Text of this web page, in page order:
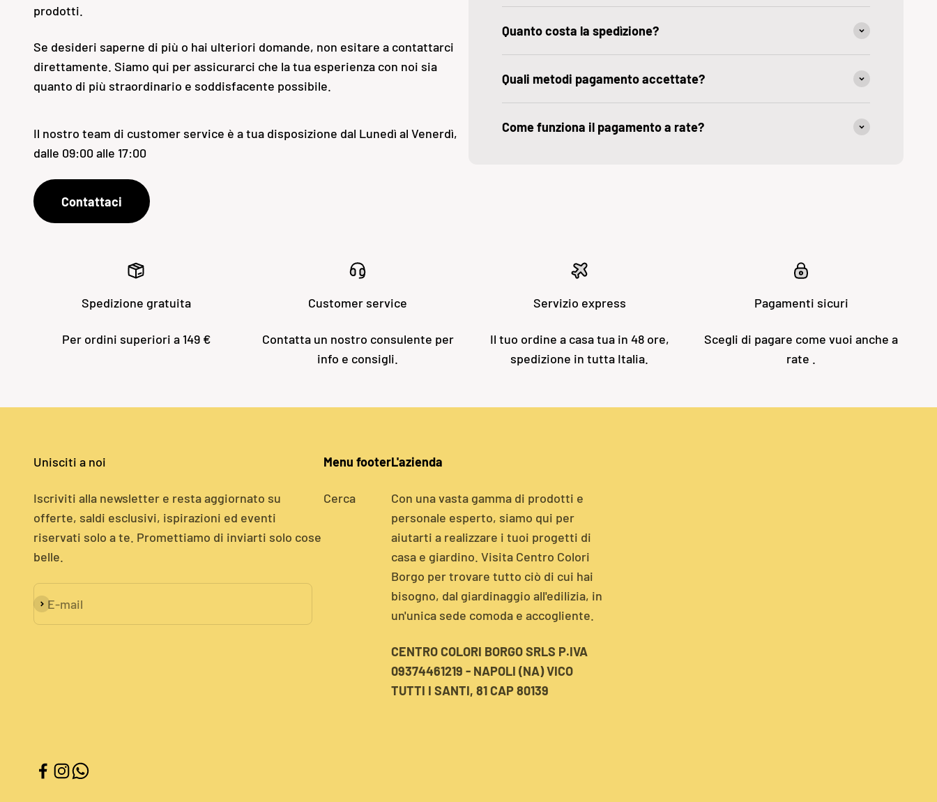
prodotti.
Se desideri saperne di più o hai ulteriori domande, non esitare a contattarci
direttamente. Siamo qui per assicurarci che la tua esperienza con noi sia
quanto di più straordinario e soddisfacente possibile.
Il nostro team di customer service è a tua disposizione dal Lunedì al Venerdì,
dalle 09:00 alle 17:00
Contattaci
Quanto costa la spedìzione?
Quali metodi pagamento accettate?
Come funziona il pagamento a rate?
Spedizione gratuita
Per ordini superiori a 149 €
Customer service
Contatta un nostro consulente per
info e consigli.
Servizio express
Il tuo ordine a casa tua in 48 ore,
spedizione in tutta Italia.
Pagamenti sicuri
Scegli di pagare come vuoi anche a
rate .
Unisciti a noi
Iscriviti alla newsletter e resta aggiornato su
offerte, saldi esclusivi, ispirazioni ed eventi
riservati solo a te. Promettiamo di inviarti solo cose
belle.
E-mail
Iscriviti alla newsletter
Menu footer
Cerca
L'azienda
Con una vasta gamma di prodotti e
personale esperto, siamo qui per
aiutarti a realizzare i tuoi progetti di
casa e giardino. Visita Centro Colori
Borgo per trovare tutto ciò di cui hai
bisogno, dal giardinaggio all'edilizia, in
un'unica sede comoda e accogliente.
CENTRO COLORI BORGO SRLS P.IVA
09374461219 - NAPOLI (NA) VICO
TUTTI I SANTI, 81 CAP 80139